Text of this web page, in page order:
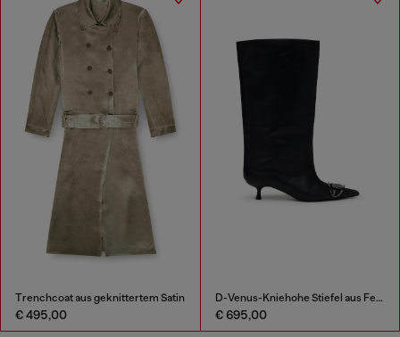
Trenchcoat aus geknittertem Satin
€ 495,00
D-Venus-Kniehohe Stiefel aus Fettleder
€ 695,00